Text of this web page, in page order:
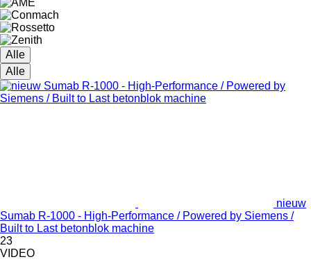
Alle
Alle
nieuw
Sumab R-1000 - High-Performance / Powered by Siemens /
Built to Last betonblok machine
23
VIDEO